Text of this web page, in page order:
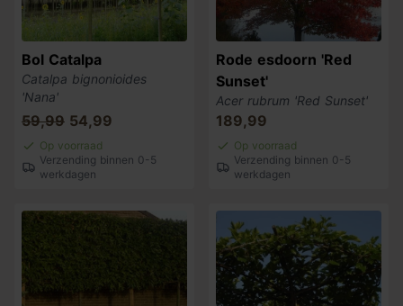
Bol Catalpa
Catalpa bignonioides
'Nana'
59,99 54,99
Op voorraad
Verzending binnen 0-5
werkdagen
Rode esdoorn 'Red
Sunset'
Acer rubrum 'Red Sunset'
189,99
Op voorraad
Verzending binnen 0-5
werkdagen